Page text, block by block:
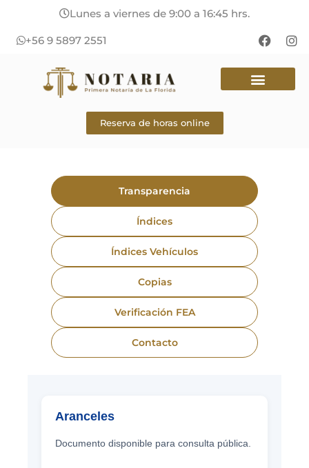
Lunes a viernes de 9:00 a 16:45 hrs.
+56 9 5897 2551
Reserva de horas online
Transparencia
Índices
Índices Vehículos
Copias
Verificación FEA
Contacto